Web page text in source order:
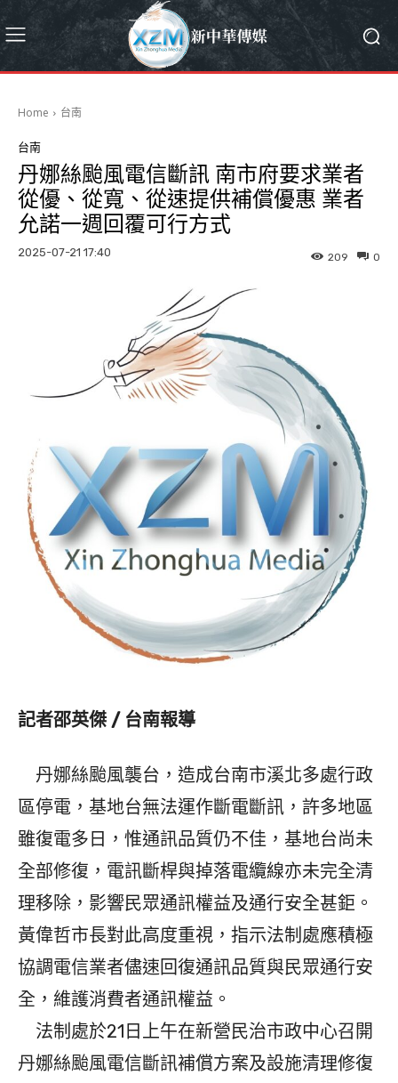
Home 台南
台南
丹娜絲颱風電信斷訊 南市府要求業者
從優、從寬、從速提供補償優惠 業者
允諾一週回覆可行方式
2025-07-21 17:40 0
209
記者邵英傑 / 台南報導
丹娜絲颱風襲台，造成台南市溪北多處行政
區停電，基地台無法運作斷電斷訊，許多地區
雖復電多日，惟通訊品質仍不佳，基地台尚未
全部修復，電訊斷桿與掉落電纜線亦未完全清
理移除，影響民眾通訊權益及通行安全甚鉅。
黃偉哲市長對此高度重視，指示法制處應積極
協調電信業者儘速回復通訊品質與民眾通行安
全，維護消費者通訊權益。
法制處於21日上午在新營民治市政中心召開
丹娜絲颱風電信斷訊補償方案及設施清理修復